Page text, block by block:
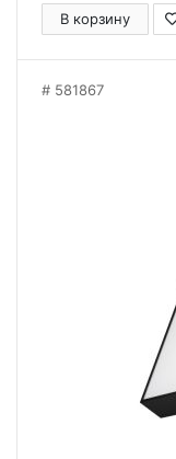
В корзину
581867